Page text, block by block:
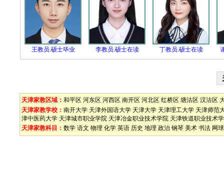
王教员.硕士毕业 李教员.硕士在读 丁教员.硕士在读
天津家教区域： 和平区 河东区 河西区 南开区 河北区 红桥区 塘沽区 汉沽区
天津家教学校： 南开大学 天津外国语大学 天津大学 天津理工大学 天津师范
津中医药大学 天津城市职业学院 天津冶金职业技术学院 天津铁道职业技术
天津家教科目： 数学 语文 物理 化学 英语 历史 地理 政治 钢琴 美术 书法 网球